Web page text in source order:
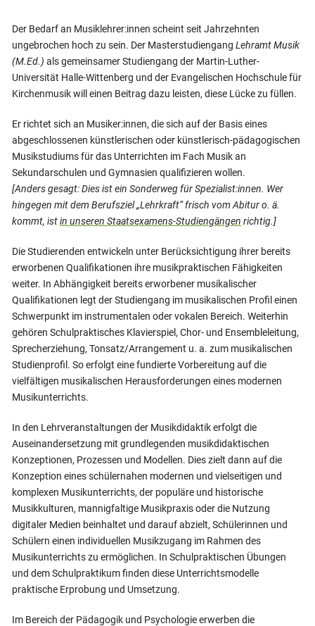
Der Bedarf an Musiklehrer:innen scheint seit Jahrzehnten
ungebrochen hoch zu sein. Der Masterstudiengang Lehramt Musik
(M.Ed.) als gemeinsamer Studiengang der Martin-Luther-
Universität Halle-Wittenberg und der Evangelischen Hochschule für
Kirchenmusik will einen Beitrag dazu leisten, diese Lücke zu füllen.
Er richtet sich an Musiker:innen, die sich auf der Basis eines
abgeschlossenen künstlerischen oder künstlerisch-pädagogischen
Musikstudiums für das Unterrichten im Fach Musik an
Sekundarschulen und Gymnasien qualifizieren wollen.
[Anders gesagt: Dies ist ein Sonderweg für Spezialist:innen. Wer
hingegen mit dem Berufsziel „Lehrkraft“ frisch vom Abitur o. ä.
kommt, istin unseren Staatsexamens-Studiengängen richtig.]
Die Studierenden entwickeln unter Berücksichtigung ihrer bereits
erworbenen Qualifikationen ihre musikpraktischen Fähigkeiten
weiter. In Abhängigkeit bereits erworbener musikalischer
Qualifikationen legt der Studiengang im musikalischen Profil einen
Schwerpunkt im instrumentalen oder vokalen Bereich. Weiterhin
gehören Schulpraktisches Klavierspiel, Chor- und Ensembleleitung,
Sprecherziehung, Tonsatz/Arrangement u. a. zum musikalischen
Studienprofil. So erfolgt eine fundierte Vorbereitung auf die
vielfältigen musikalischen Herausforderungen eines modernen
Musikunterrichts.
In den Lehrveranstaltungen der Musikdidaktik erfolgt die
Auseinandersetzung mit grundlegenden musikdidaktischen
Konzeptionen, Prozessen und Modellen. Dies zielt dann auf die
Konzeption eines schülernahen modernen und vielseitigen und
komplexen Musikunterrichts, der populäre und historische
Musikkulturen, mannigfaltige Musikpraxis oder die Nutzung
digitaler Medien beinhaltet und darauf abzielt, Schülerinnen und
Schülern einen individuellen Musikzugang im Rahmen des
Musikunterrichts zu ermöglichen. In Schulpraktischen Übungen
und dem Schulpraktikum finden diese Unterrichtsmodelle
praktische Erprobung und Umsetzung.
Im Bereich der Pädagogik und Psychologie erwerben die